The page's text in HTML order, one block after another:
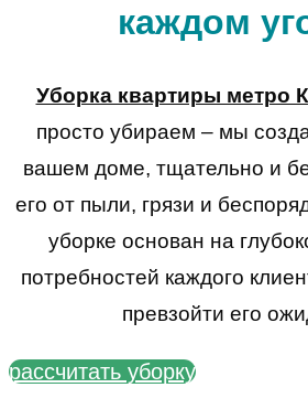
каждом
Уборка квартиры метро
просто убираем – мы
вашем доме, тщательно и
его от пыли, грязи и
уборке основан на
потребностей каждого
превзойти его
рассчитать уборку